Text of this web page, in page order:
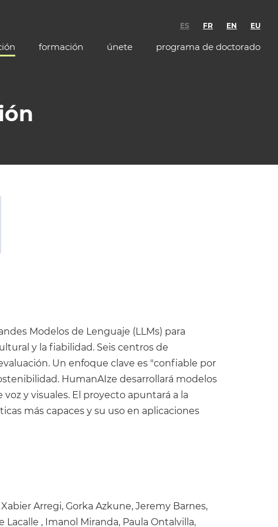
ES FR EN EU
formación únete programa de doctorado
Modelos de Lenguaje (LLMs) para
y la fiabilidad. Seis centros de
Un enfoque clave es "confiable por
HumanAIze desarrollará modelos
y visuales. El proyecto apuntará a la
más capaces y su uso en aplicaciones
Arregi, Gorka Azkune, Jeremy Barnes,
Lacalle , Imanol Miranda, Paula Ontalvilla,